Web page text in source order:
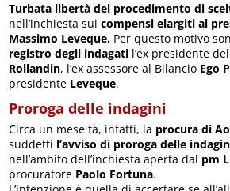
Turbata libertà del procedimento di
nell’inchiesta suicompensi elargiti al
Massimo Leveque. Per questo motivo
registro degli indagati l’ex presidente
Rollandin, l’ex assessore al Bilancio Ego
presidente Leveque.
Proroga delle indagini
Circa un mese fa, infatti, la procura di
suddetti l’avviso di proroga delle
nell’ambito dell’inchiesta aperta dal pm
procuratore Paolo Fortuna.